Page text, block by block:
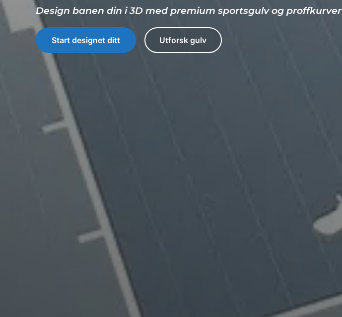
Design banen din i 3D med premium sportsgulv og proffkurver
Start designet ditt Utforsk gulv